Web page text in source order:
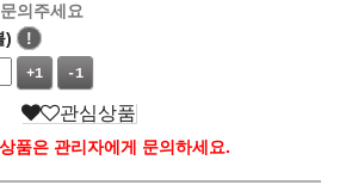
의주세요
)
!
+1 -1
관심상품
품은 관리자에게 문의하세요.